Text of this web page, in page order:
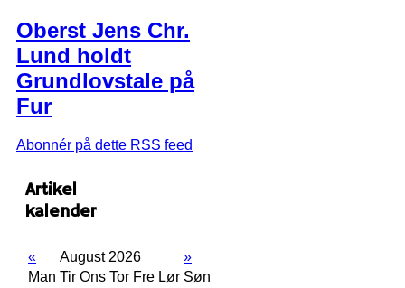
Oberst Jens Chr.
Lund holdt
Grundlovstale på
Fur
Abonnér på dette RSS feed
Artikel
kalender
« August 2026
»
Man Tir Ons Tor Fre Lør Søn